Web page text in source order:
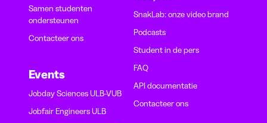
Samen studenten
ondersteunen
Contacteer ons
Events
Jobday Sciences ULB-VUB
Jobfair Engineers ULB
SnakLab: onze video brand
Podcasts
Student in de pers
FAQ
API documentatie
Contacteer ons